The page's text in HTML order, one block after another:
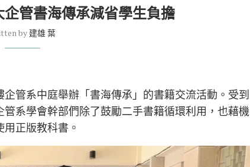
管書海傳承減省學生負擔
by 建雄 葉
管系中庭舉辦「書海傳承」的書籍交流活動。受到
系學會幹部們除了鼓勵二手書籍循環利用，也藉機
正版教科書。